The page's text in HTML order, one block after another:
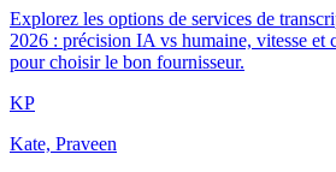
Explorez les options de services de
2026 : précision IA vs humaine, vitesse et
pour choisir le bon fournisseur.
KP
Kate, Praveen